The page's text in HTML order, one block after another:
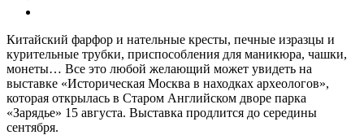
Китайский фарфор и нательные кресты, печные изразцы и
курительные трубки, приспособления для маникюра, чашки,
монеты… Все это любой желающий может увидеть на
выставке «Историческая Москва в находках археологов»,
которая открылась в Старом Английском дворе парка
«Зарядье» 15 августа. Выставка продлится до середины
сентября.